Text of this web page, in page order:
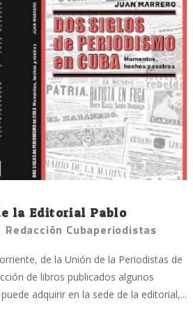
la Editorial Pablo
Redacción Cubaperiodistas
de la Unión de la Periodistas de
de libros publicados algunos
adquirir en la sede de la editorial,...